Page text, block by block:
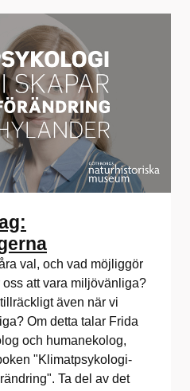
val, och vad möjliggör
att vara miljövänliga?
även när vi
Om detta talar Frida
och humanekolog,
"Klimatpsykologi-
Ta del av det